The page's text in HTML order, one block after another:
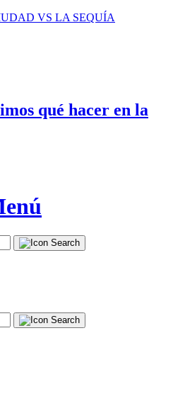
VS LA SEQUÍA